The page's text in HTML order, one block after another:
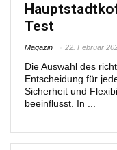
Test
Magazin 22. Februar
Die Auswahl des
Entscheidung für
Sicherheit und
beeinflusst. In ...